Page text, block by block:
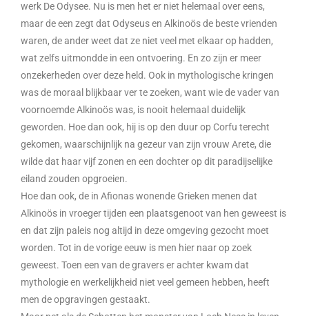
werk De Odysee. Nu is men het er niet helemaal over eens,
maar de een zegt dat Odyseus en Alkinoös de beste vrienden
waren, de ander weet dat ze niet veel met elkaar op hadden,
wat zelfs uitmondde in een ontvoering. En zo zijn er meer
onzekerheden over deze held. Ook in mythologische kringen
was de moraal blijkbaar ver te zoeken, want wie de vader van
voornoemde Alkinoös was, is nooit helemaal duidelijk
geworden. Hoe dan ook, hij is op den duur op Corfu terecht
gekomen, waarschijnlijk na gezeur van zijn vrouw Arete, die
wilde dat haar vijf zonen en een dochter op dit paradijselijke
eiland zouden opgroeien.
Hoe dan ook, de in Afionas wonende Grieken menen dat
Alkinoös in vroeger tijden een plaatsgenoot van hen geweest is
en dat zijn paleis nog altijd in deze omgeving gezocht moet
worden. Tot in de vorige eeuw is men hier naar op zoek
geweest. Toen een van de gravers er achter kwam dat
mythologie en werkelijkheid niet veel gemeen hebben, heeft
men de opgravingen gestaakt.